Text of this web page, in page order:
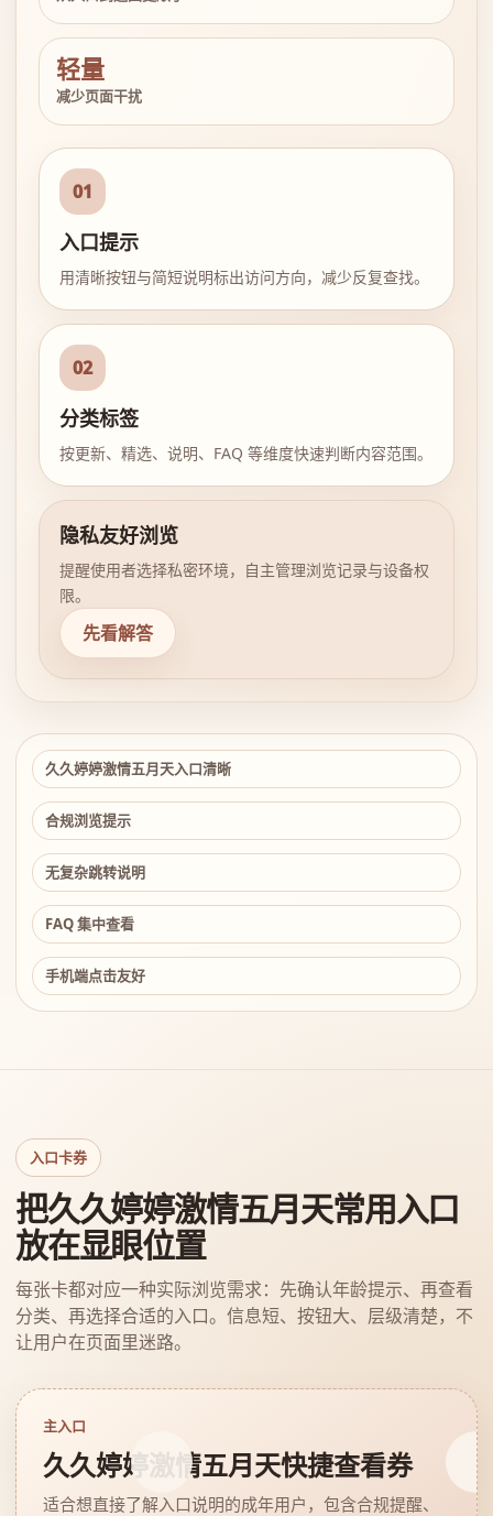
轻量
减少页面干扰
01
入口提示
用清晰按钮与简短说明标出访问方向，减少反复查找。
02
分类标签
按更新、精选、说明、FAQ 等维度快速判断内容范围。
隐私友好浏览
提醒使用者选择私密环境，自主管理浏览记录与设备权
限。
先看解答
久久婷婷激情五月天入口清晰
合规浏览提示
无复杂跳转说明
FAQ 集中查看
手机端点击友好
入口卡券
把久久婷婷激情五月天常用入口
放在显眼位置
每张卡都对应一种实际浏览需求：先确认年龄提示、再查看
分类、再选择合适的入口。信息短、按钮大、层级清楚，不
让用户在页面里迷路。
主入口
久久婷婷激情五月天快捷查看券
适合想直接了解入口说明的成年用户，包含合规提醒、